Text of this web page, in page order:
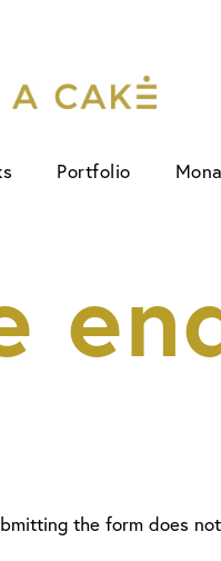
Portfolio Mona
the form does